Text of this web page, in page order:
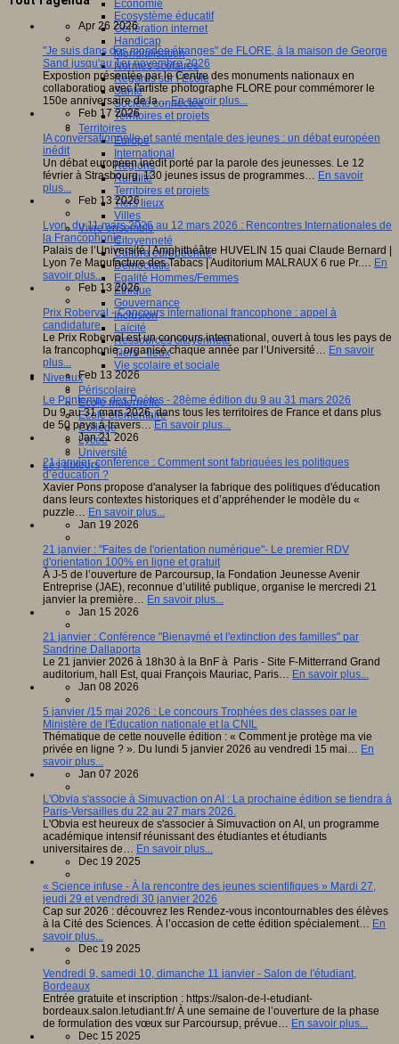
Economie
Ecosystème éducatif
Génération internet
Handicap
Mondialisation
Normes scolaires
Regards sur l’Ecole
Santé
Société connectée
Territoires et projets
Territoires
Europe
International
Régions
Ruralité
Territoires et projets
Tiers lieux
Villes
Vivre ensemble
Citoyenneté
Culture européenne
Démocratie
Egalité Hommes/Femmes
Ethique
Gouvernance
Inclusion
Laïcité
Ressources citoyenneté
Tiers - lieux
Vie scolaire et sociale
Niveaux
Périscolaire
Ecole maternelle
Ecole élémentaire
Collège
Lycée
Université
Les auteurs
Apr 26 2026
"Je suis dans des mondes étranges" de FLORE, à la maison de George
Sand jusqu'au 1er novembre 2026
Expostion présentée par le Centre des monuments nationaux en
collaboration avec l'artiste photographe FLORE pour commémorer le
150e anniversaire de la…En savoir plus...
Feb 17 2026
IA conversationnelle et santé mentale des jeunes : un débat européen
inédit
Un débat européen inédit porté par la parole des jeunesses. Le 12
février à Strasbourg, 130 jeunes issus de programmes… En savoir
plus...
Feb 13 2026
Lyon, du 11 mars 2026 au 12 mars 2026 : Rencontres Internationales de
la Francophonie
Palais de l’Université | Amphithéâtre HUVELIN 15 quai Claude Bernard |
Lyon 7e Manufacture des Tabacs | Auditorium MALRAUX 6 rue Pr.… En
savoir plus...
Feb 13 2026
Prix Roberval - Concours international francophone : appel à
candidature
Le Prix Roberval est un concours international, ouvert à tous les pays de
la francophonie, organisé chaque année par l’Université… En savoir
plus...
Feb 13 2026
Le Printemps des Poètes - 28ème édition du 9 au 31 mars 2026
Du 9 au 31 mars 2026, dans tous les territoires de France et dans plus
de 50 pays à travers… En savoir plus...
Jan 21 2026
21 janvier, conférence : Comment sont fabriquées les politiques
d’éducation ?
Xavier Pons propose d'analyser la fabrique des politiques d'éducation
dans leurs contextes historiques et d’appréhender le modèle du «
puzzle… En savoir plus...
Jan 19 2026
21 janvier : "Faites de l'orientation numérique"- Le premier RDV
d'orientation 100% en ligne et gratuit
À J-5 de l’ouverture de Parcoursup, la Fondation Jeunesse Avenir
Entreprise (JAE), reconnue d’utilité publique, organise le mercredi 21
janvier la première… En savoir plus...
Jan 15 2026
21 janvier : Conférence "Bienaymé et l'extinction des familles" par
Sandrine Dallaporta
Le 21 janvier 2026 à 18h30 à la BnF à Paris - Site F-Mitterrand Grand
auditorium, hall Est, quai François Mauriac, Paris… En savoir plus...
Jan 08 2026
5 janvier /15 mai 2026 : Le concours Trophées des classes par le
Ministère de l'Éducation nationale et la CNIL
Thématique de cette nouvelle édition : « Comment je protège ma vie
privée en ligne ? ». Du lundi 5 janvier 2026 au vendredi 15 mai… En
savoir plus...
Jan 07 2026
L'Obvia s'associe à Simuvaction on AI : La prochaine édition se tiendra à
Paris-Versailles du 22 au 27 mars 2026.
L'Obvia est heureux de s'associer à Simuvaction on AI, un programme
académique intensif réunissant des étudiantes et étudiants
universitaires de… En savoir plus...
Dec 19 2025
« Science infuse - À la rencontre des jeunes scientifiques » Mardi 27,
jeudi 29 et vendredi 30 janvier 2026
Cap sur 2026 : découvrez les Rendez-vous incontournables des élèves
à la Cité des Sciences. À l’occasion de cette édition spécialement… En
savoir plus...
Dec 19 2025
Vendredi 9, samedi 10, dimanche 11 janvier - Salon de l'étudiant,
Bordeaux
Entrée gratuite et inscription : https://salon-de-l-etudiant-
bordeaux.salon.letudiant.fr/ À une semaine de l’ouverture de la phase
de formulation des vœux sur Parcoursup, prévue… En savoir plus...
Dec 15 2025